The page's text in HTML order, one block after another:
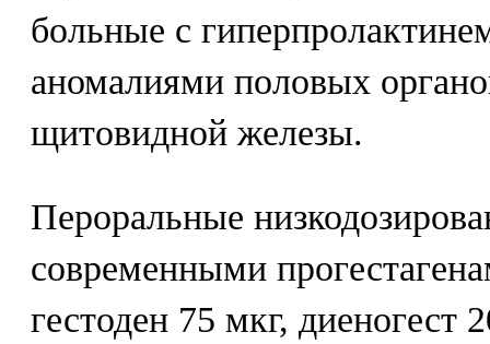
больные с
аномалиями половых
щитовидной железы.
Пероральные
современными
гестоден 75 мкг, диеногест